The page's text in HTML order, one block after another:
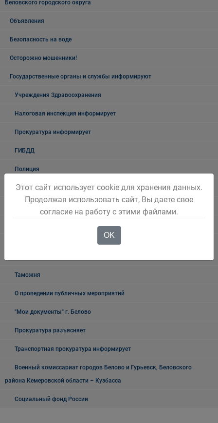
Беловского городского округа
Объявления
Безопасность на воде
Осторожно мошенники!
Государственные органы и службы информируют
Учреждения Здравоохранения
Налоговая инспекция информирует
Прокуратура информирует
ГИБДД
Полиция
УФСБ России
Государственное казенное учреждение «Кадровый центр Кузбасса»
Таможня
О проведении публичных мероприятий
"Мои документы" г. Белово
Прокуратура разъясняет
Транспортная прокуратура информирует
Военный комиссариат городов Белово и Гурьевск, Беловского
района Кемеровской области – Кузбасса
Социальный фонд России
Этот сайт использует cookie для хранения данных.
Продолжая использовать сайт, Вы даете свое
согласие на работу с этими файлами.
OK